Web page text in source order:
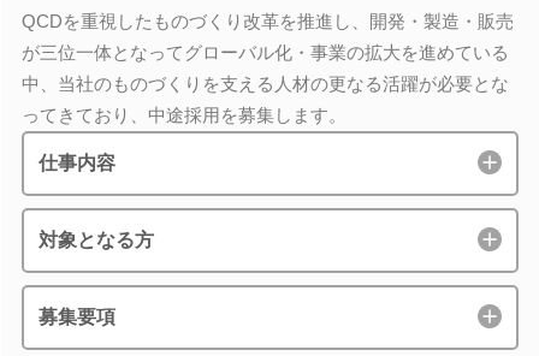
QCDを重視したものづくり改革を推進し、開発・製造・販売
が三位一体となってグローバル化・事業の拡大を進めている
中、当社のものづくりを支える人材の更なる活躍が必要とな
ってきており、中途採用を募集します。
仕事内容
対象となる方
募集要項